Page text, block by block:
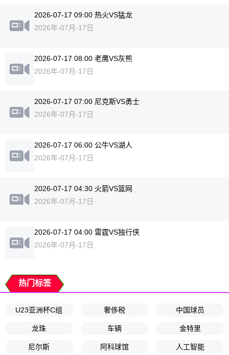
2026-07-17 09:00 热火VS猛龙
2026年-07月-17日
2026-07-17 08:00 老鹰VS灰熊
2026年-07月-17日
2026-07-17 07:00 尼克斯VS勇士
2026年-07月-17日
2026-07-17 06:00 公牛VS湖人
2026年-07月-17日
2026-07-17 04:30 火箭VS篮网
2026年-07月-17日
2026-07-17 04:00 雷霆VS独行侠
2026年-07月-17日
热门标签
U23亚洲杯C组 奢侈税 中国球员
龙珠 车辆 金特里
尼尔斯 阿科球馆 人工智能